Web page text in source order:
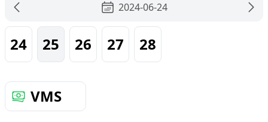
2024-06-24
24 25 26 27 28
VMS